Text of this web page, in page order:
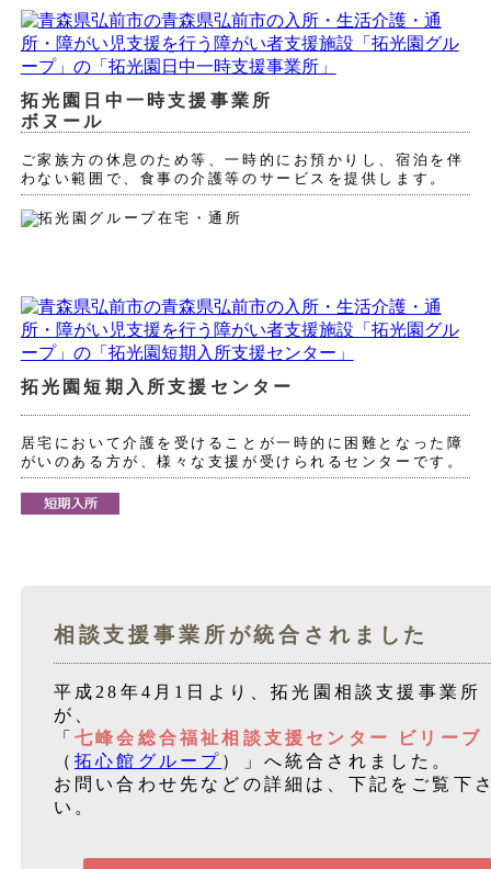
拓光園日中一時支援事業所
ボヌール
ご家族方の休息のため等、一時的にお預かりし、宿泊を伴
わない範囲で、食事の介護等のサービスを提供します。
拓光園短期入所支援センター
居宅において介護を受けることが一時的に困難となった障
がいのある方が、様々な支援が受けられるセンターです。
相談支援事業所が統合されました
平成28年4月1日より、拓光園相談支援事業所
が、
「 七峰会総合福祉相談支援センター ビリーブ
（ 拓心館グループ ）」へ統合されました。
お問い合わせ先などの詳細は、下記をご覧下
い。